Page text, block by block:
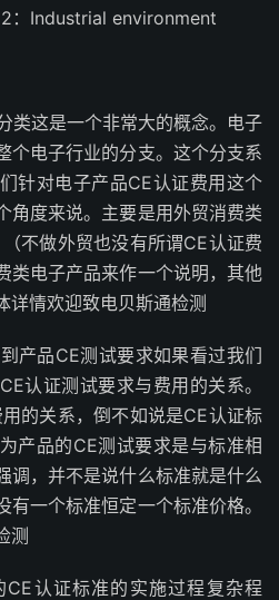
：Industrial environment
类这是一个非常大的概念。电子
个电子行业的分支。这个分支系
针对电子产品CE认证费用这个
角度来说。主要是用外贸消费类
不做外贸也没有所谓CE认证费
类电子产品来作一个说明，其他
详情欢迎致电贝斯通检测
产品CE测试要求如果看过我们
认证测试要求与费用的关系。
的关系，倒不如说是CE认证标
产品的CE测试要求是与标准相
调，并不是说什么标准就是什么
一个标准恒定一个标准价格。
测
认证标准的实施过程复杂程